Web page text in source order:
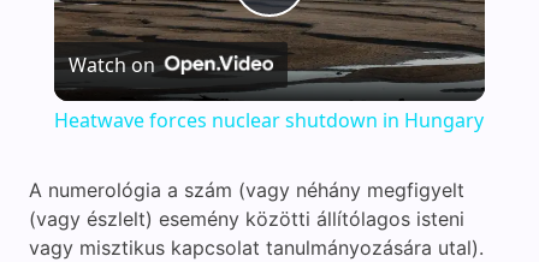
P
l
y
Watch on
Heatwave forces nuclear shutdown in Hungary
A numerológia a szám (vagy néhány megfigyelt
(vagy észlelt) esemény közötti állítólagos isteni
vagy misztikus kapcsolat tanulmányozására utal).